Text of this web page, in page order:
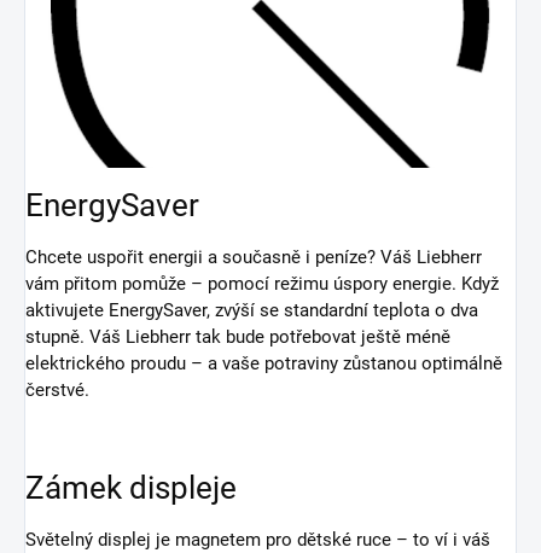
EnergySaver
Chcete uspořit energii a současně i peníze? Váš Liebherr
vám přitom pomůže – pomocí režimu úspory energie. Když
aktivujete EnergySaver, zvýší se standardní teplota o dva
stupně. Váš Liebherr tak bude potřebovat ještě méně
elektrického proudu – a vaše potraviny zůstanou optimálně
čerstvé.
Zámek displeje
Světelný displej je magnetem pro dětské ruce – to ví i váš